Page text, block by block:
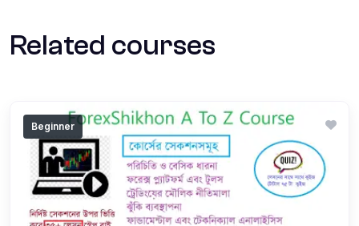
Related courses
Beginner